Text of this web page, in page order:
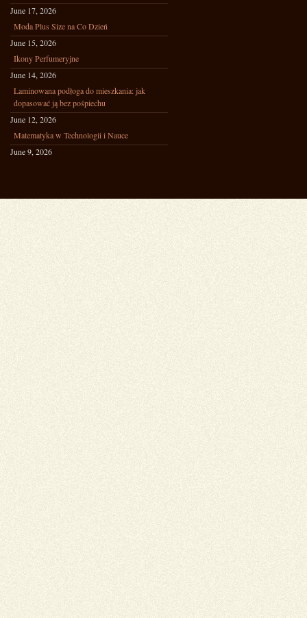
June 17, 2026
Moda Plus Size na Co Dzień
June 15, 2026
Ikony Perfumeryjne
June 14, 2026
Laminowana podłoga do mieszkania: jak
dopasować ją bez pośpiechu
June 12, 2026
Matematyka w Technologii i Nauce
June 9, 2026